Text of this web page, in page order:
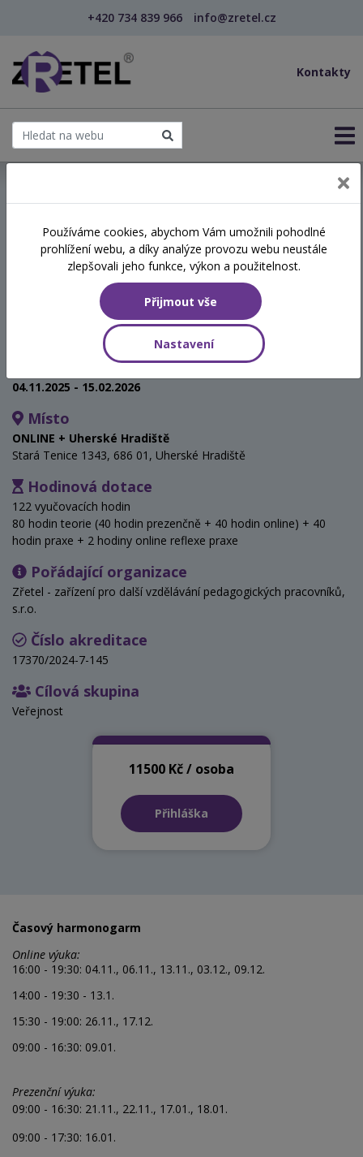
+420 734 839 966 info@zretel.cz
Kontakty
kvalifikační vzdělávání šablony
Studium pedagogiky pro
asistenty pedagoga -
kombinované
04.11.2025 - 15.02.2026
Místo
ONLINE + Uherské Hradiště
Stará Tenice 1343, 686 01, Uherské Hradiště
Hodinová dotace
122 vyučovacích hodin
80 hodin teorie (40 hodin prezenčně + 40 hodin online) + 40
hodin praxe + 2 hodiny online reflexe praxe
Pořádající organizace
Zřetel - zařízení pro další vzdělávání pedagogických pracovníků,
s.r.o.
Číslo akreditace
17370/2024-7-145
Cílová skupina
Veřejnost
11500 Kč / osoba
Přihláška
Časový harmonogarm
Online výuka:
16:00 - 19:30: 04.11., 06.11., 13.11., 03.12., 09.12.
14:00 - 19:30 - 13.1.
15:30 - 19:00: 26.11., 17.12.
09:00 - 16:30: 09.01.
Prezenční výuka:
09:00 - 16:30: 21.11., 22.11., 17.01., 18.01.
09:00 - 17:30: 16.01.
Používáme cookies, abychom Vám umožnili pohodlné
prohlížení webu, a díky analýze provozu webu neustále
zlepšovali jeho funkce, výkon a použitelnost.
Přijmout vše
Nastavení